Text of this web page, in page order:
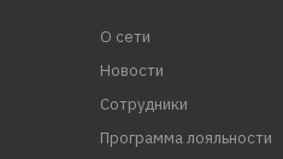
О сети
Новости
Сотрудники
Программа лояльности